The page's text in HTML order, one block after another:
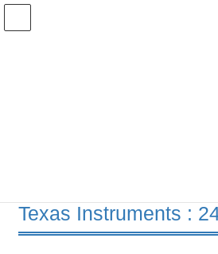
コ
ナ
Texas Instruments :